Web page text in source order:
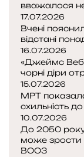
і
с
т
о
т
а
з
а
р
вважалося
17.07.2026
Вчені
відстані
16.07.2026
«Джеймс
чорні діри
15.07.2026
МРТ
схильність
10.07.2026
До 2050 року
може зрости
ВООЗ